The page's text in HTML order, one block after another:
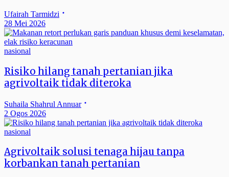
Ufairah Tarmidzi
28 Mei 2026
nasional
Risiko hilang tanah pertanian jika
agrivoltaik tidak diteroka
Suhaila Shahrul Annuar
2 Ogos 2026
nasional
Agrivoltaik solusi tenaga hijau tanpa
korbankan tanah pertanian